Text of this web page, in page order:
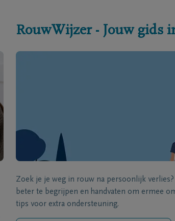
RouwWijzer - Jouw gids
Zoek je je weg in rouw na persoonlijk
beter te begrijpen en handvaten om ermee
tips voor extra ondersteuning.